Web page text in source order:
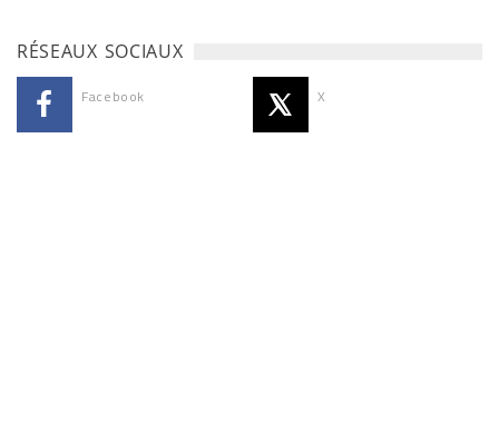
RÉSEAUX SOCIAUX
Facebook X